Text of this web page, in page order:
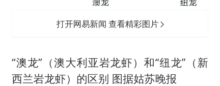
打开网易新闻 查看精彩图片
“澳龙”（澳大利亚岩龙虾）和“纽龙”（新
西兰岩龙虾）的区别 图据姑苏晚报